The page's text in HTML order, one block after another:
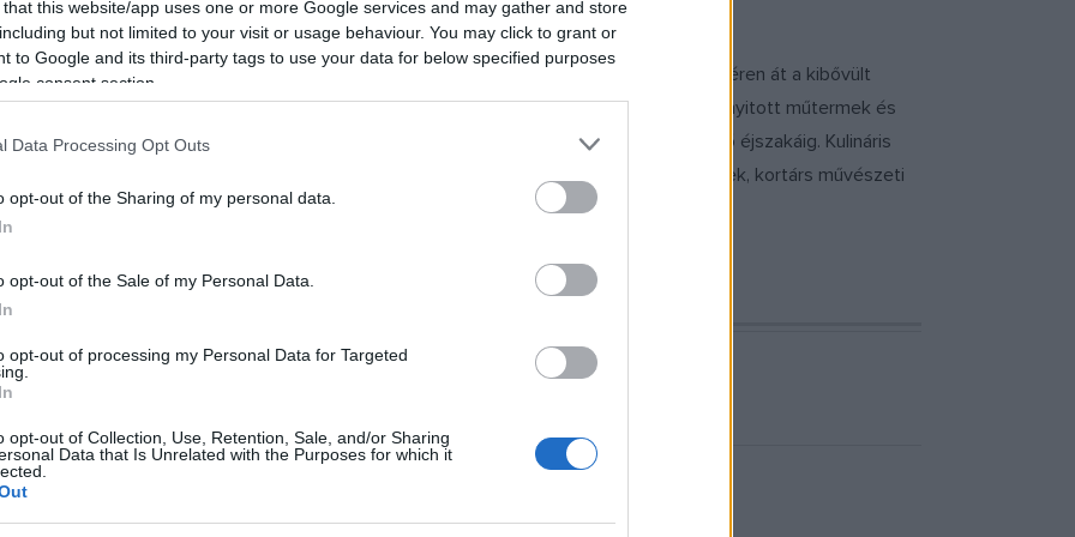
that this website/app uses one or more Google services and may gather and store
but not limited to your visit or usage behaviour. You may click to grant or
to Google and its third-party tags to use your data for below specified purposes
consent section.
Data Processing Opt Outs
opt-out of the Sharing of my personal data.
opt-out of the Sale of my Personal Data.
opt-out of processing my Personal Data for Targeted
opt-out of Collection, Use, Retention, Sale, and/or Sharing
Data that Is Unrelated with the Purposes for which it
várja a látogatókat. A sétáló utcává alakított Dumtsa Jenő utcától a megújult Fő téren át a kibővült
koncertek, színházi előadások, képző- és iparművészeti kiállítások, fényfestészet, nyitott műtermek és
játszó és alkotó szigetek nyújtanak változatos élményt minden korosztálynak késő éjszakáig. Kulináris
lehet, és érdemes lesz böngészni a különféle vásárok ? helyi termékek, kortárs művészeti
könyvásár ? kínálatában is.
awww.szentendreprogram.huhonlapon.